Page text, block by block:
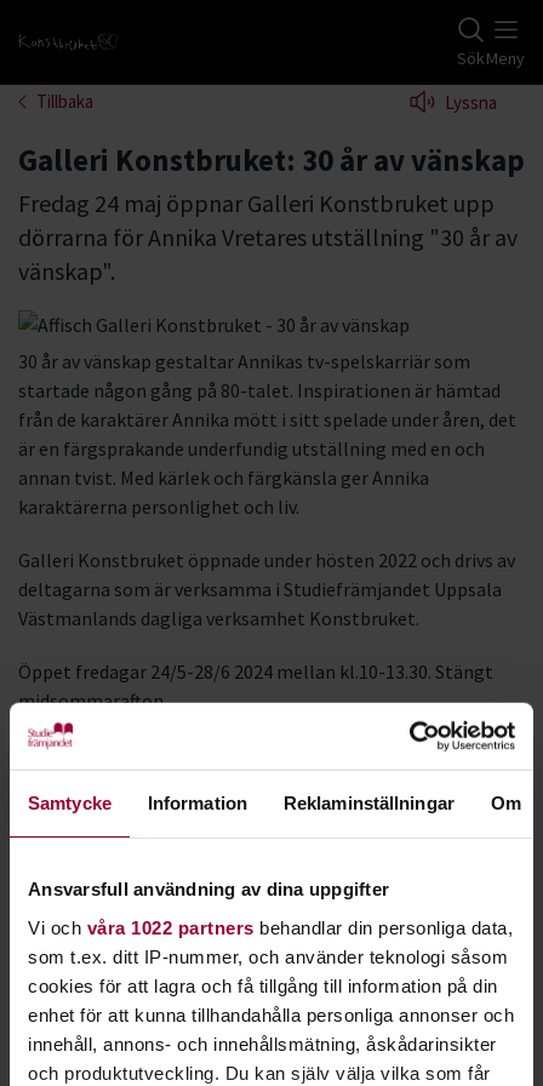
Samtycke Information Reklaminställningar Om
Ansvarsfull användning av dina uppgifter
Vi och våra 1022 partners behandlar din personliga data,
som t.ex. ditt IP-nummer, och använder teknologi såsom
cookies för att lagra och få tillgång till information på din
enhet för att kunna tillhandahålla personliga annonser och
innehåll, annons- och innehållsmätning, åskådarinsikter
och produktutveckling. Du kan själv välja vilka som får
Gå till studiefrämjandets startsida SökMeny
Tillbaka Lyssna
Galleri Konstbruket: 30 år av vänskap
Fredag 24 maj öppnar Galleri Konstbruket upp
dörrarna för Annika Vretares utställning "30 år av
vänskap".
30 år av vänskap gestaltar Annikas tv-spelskarriär som
startade någon gång på 80-talet. Inspirationen är hämtad
från de karaktärer Annika mött i sitt spelade under åren, det
är en färgsprakande underfundig utställning med en och
annan tvist. Med kärlek och färgkänsla ger Annika
karaktärerna personlighet och liv.
Galleri Konstbruket öppnade under hösten 2022 och drivs av
deltagarna som är verksamma i Studiefrämjandet Uppsala
Västmanlands dagliga verksamhet Konstbruket.
Öppet fredagar 24/5-28/6 2024 mellan kl.10-13.30. Stängt
midsommarafton.
Ekeby Bruk, ingång 2K.
Affisch: